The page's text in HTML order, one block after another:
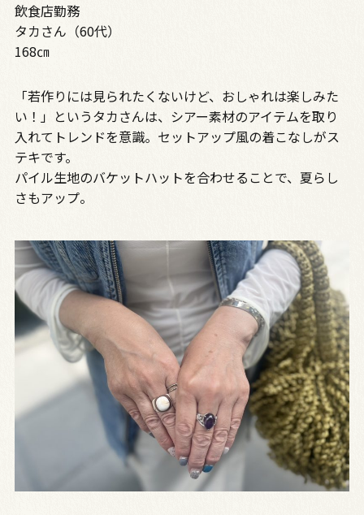
飲食店勤務
タカさん（60代）
168㎝
「若作りには見られたくないけど、おしゃれは楽しみた
い！」というタカさんは、シアー素材のアイテムを取り
入れてトレンドを意識。セットアップ風の着こなしがス
テキです。
パイル生地のバケットハットを合わせることで、夏らし
さもアップ。